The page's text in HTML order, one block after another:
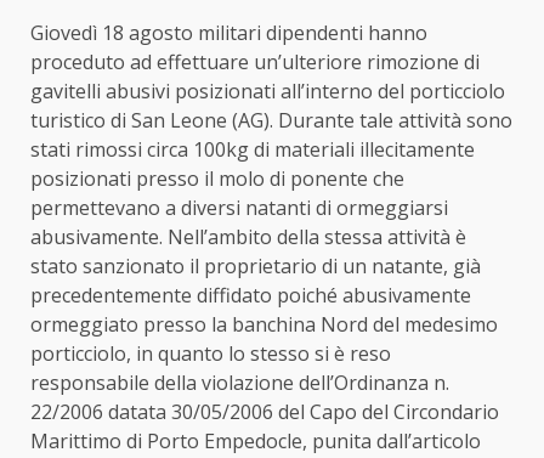
Giovedì 18 agosto militari dipendenti hanno
proceduto ad effettuare un’ulteriore rimozione di
gavitelli abusivi posizionati all’interno del porticciolo
turistico di San Leone (AG). Durante tale attività sono
stati rimossi circa 100kg di materiali illecitamente
posizionati presso il molo di ponente che
permettevano a diversi natanti di ormeggiarsi
abusivamente. Nell’ambito della stessa attività è
stato sanzionato il proprietario di un natante, già
precedentemente diffidato poiché abusivamente
ormeggiato presso la banchina Nord del medesimo
porticciolo, in quanto lo stesso si è reso
responsabile della violazione dell’Ordinanza n.
22/2006 datata 30/05/2006 del Capo del Circondario
Marittimo di Porto Empedocle, punita dall’articolo